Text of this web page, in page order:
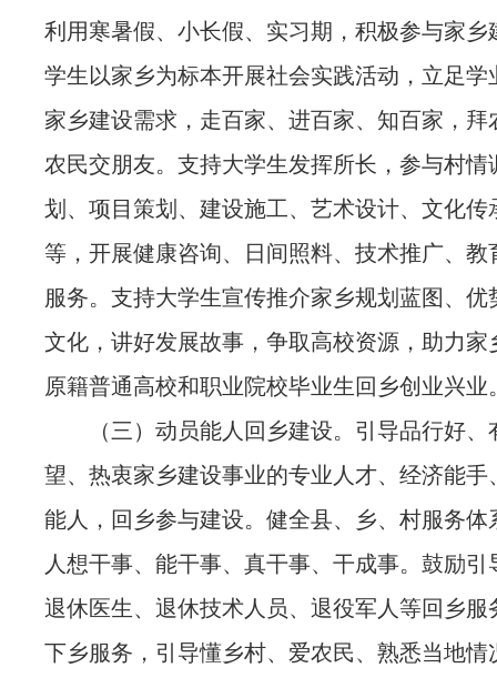
利用寒暑假、小长假、实习期，积极参与家乡
学生以家乡为标本开展社会实践活动，立足学
家乡建设需求，走百家、进百家、知百家，拜
农民交朋友。支持大学生发挥所长，参与村情
划、项目策划、建设施工、艺术设计、文化传
等，开展健康咨询、日间照料、技术推广、教
服务。支持大学生宣传推介家乡规划蓝图、优
文化，讲好发展故事，争取高校资源，助力家
原籍普通高校和职业院校毕业生回乡创业兴业
（三）动员能人回乡建设。引导品行好
望、热衷家乡建设事业的专业人才、经济能手
能人，回乡参与建设。健全县、乡、村服务体
人想干事、能干事、真干事、干成事。鼓励引
退休医生、退休技术人员、退役军人等回乡服
下乡服务，引导懂乡村、爱农民、熟悉当地情